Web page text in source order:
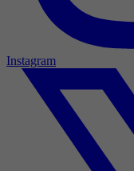
Instagram